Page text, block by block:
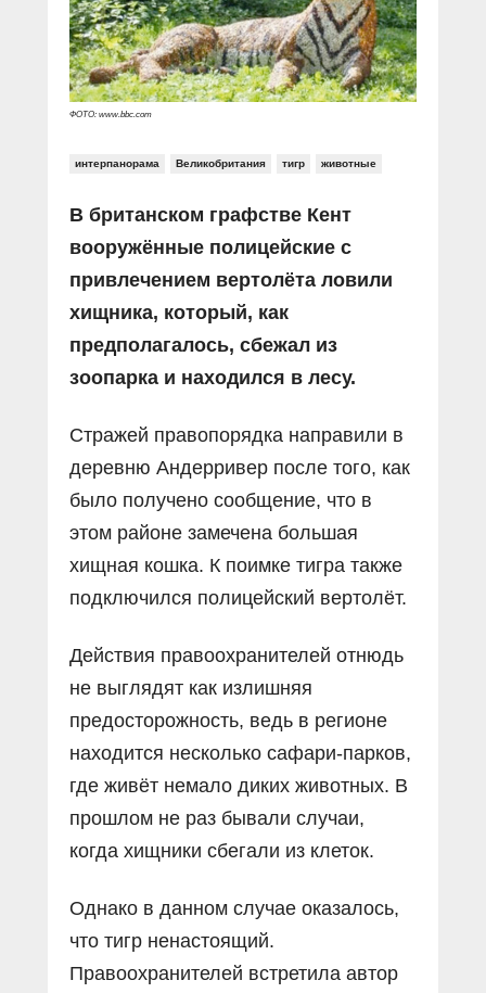
Социальные ролики
Документальные фильмы
Прямой разговор
В знании сила
Специальный репортаж
КиберПОСТОВОЙ
Газета «Щит и меч»
Журнал «Полиция России»
О ПОРТАЛЕ
Контакты
ФОТО: www.bbc.com
интерпанорама Великобритания тигр животные
В британском графстве Кент
вооружённые полицейские с
привлечением вертолёта ловили
хищника, который, как
предполагалось, сбежал из
зоопарка и находился в лесу.
Стражей правопорядка направили в
деревню Андерривер после того, как
было получено сообщение, что в
этом районе замечена большая
хищная кошка. К поимке тигра также
подключился полицейский вертолёт.
Действия правоохранителей отнюдь
не выглядят как излишняя
предосторожность, ведь в регионе
находится несколько сафари-парков,
где живёт немало диких животных. В
прошлом не раз бывали случаи,
когда хищники сбегали из клеток.
Однако в данном случае оказалось,
что тигр ненастоящий.
Правоохранителей встретила автор